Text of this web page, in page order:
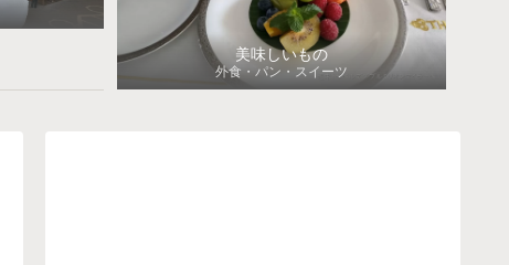
美味しいもの
外食・パン・スイーツ